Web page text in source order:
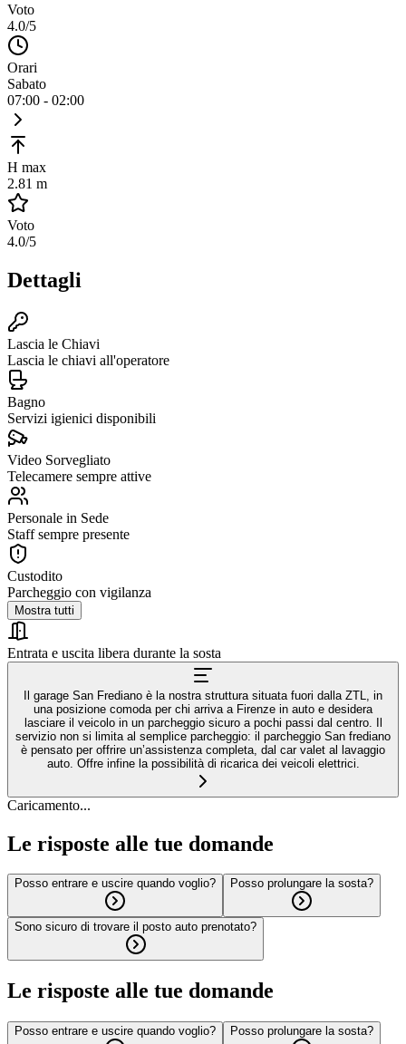
Voto
4.0/5
Orari
Sabato
07:00 - 02:00
H max
2.81 m
Voto
4.0/5
Dettagli
Lascia le Chiavi
Lascia le chiavi all'operatore
Bagno
Servizi igienici disponibili
Video Sorvegliato
Telecamere sempre attive
Personale in Sede
Staff sempre presente
Custodito
Parcheggio con vigilanza
Mostra tutti
Entrata e uscita libera durante la sosta
Il garage San Frediano è la nostra struttura situata fuori dalla ZTL, in
una posizione comoda per chi arriva a Firenze in auto e desidera
lasciare il veicolo in un parcheggio sicuro a pochi passi dal centro. Il
servizio non si limita al semplice parcheggio: il parcheggio San frediano
è pensato per offrire un’assistenza completa, dal car valet al lavaggio
auto. Offre infine la possibilità di ricarica dei veicoli elettrici.
Caricamento...
Le risposte alle tue domande
Posso entrare e uscire quando voglio? Posso prolungare la sosta?
Sono sicuro di trovare il posto auto prenotato?
Le risposte alle tue domande
Posso entrare e uscire quando voglio? Posso prolungare la sosta?